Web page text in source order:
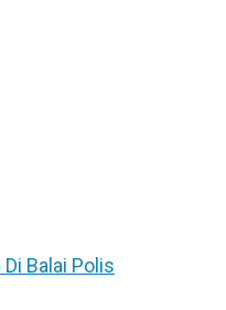
Balai Polis